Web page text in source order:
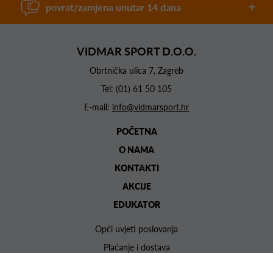
povrat/zamjena unutar 14 dana
VIDMAR SPORT D.O.O.
Obrtnička ulica 7, Zagreb
Tel: (01) 61 50 105
E-mail: info@vidmarsport.hr
POČETNA
O NAMA
KONTAKTI
AKCIJE
EDUKATOR
Opći uvjeti poslovanja
Plaćanje i dostava